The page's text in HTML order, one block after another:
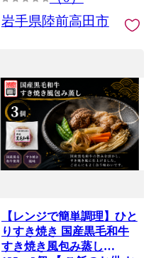
岩手県陸前高田市
【レンジで簡単調理】ひと
りすき焼き 国産黒毛和牛
すき焼き風包み蒸し